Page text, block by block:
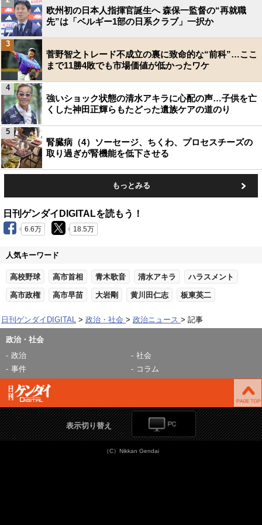
欧州初の日本人指揮官誕生へ 森保一監督の“再就職
先”は「ベルギー1部の日系クラブ」一択か
菅野智之トレード不成立の裏に致命的な“前科”…ここ
まで11勝4敗でも市場価値が低かったワケ
3
強いショック状態の清水アキラに心配の声…子供を亡
くした神田正輝らもたどった遺族ケアの道のり
4
腎臓病（4）ソーセージ、ちくわ、プロセスチーズの
取り過ぎが腎機能を低下させる
5
もっとみる
日刊ゲンダイDIGITALを読もう！
6.6万 18.5万
人気キーワード
高校野球 高市首相 青木歌音 清水アキラ ハラスメント
高市政権 高市早苗 大岩剛 黄川田仁志 板東英二
日刊ゲンダイDIGITAL 政治・社会 政治ニュース 記事
政治・社会
政治
社会
事件
コラム
表示切り替え
（C）Nikkan Gendai